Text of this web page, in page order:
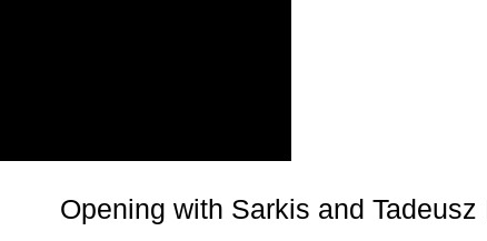
Opening with Sarkis and Tadeusz